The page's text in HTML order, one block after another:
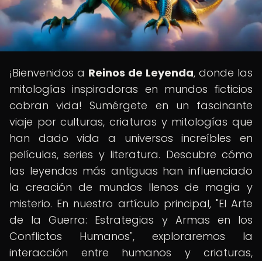
¡Bienvenidos a Reinos de Leyenda, donde las
mitologías inspiradoras en mundos ficticios
cobran vida! Sumérgete en un fascinante
viaje por culturas, criaturas y mitologías que
han dado vida a universos increíbles en
películas, series y literatura. Descubre cómo
las leyendas más antiguas han influenciado
la creación de mundos llenos de magia y
misterio. En nuestro artículo principal, "El Arte
de la Guerra: Estrategias y Armas en los
Conflictos Humanos", exploraremos la
interacción entre humanos y criaturas,